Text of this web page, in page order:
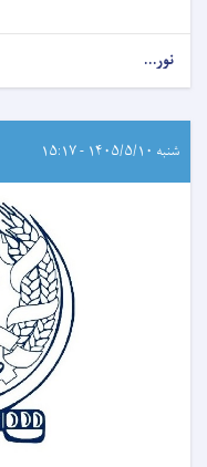
نور...
شنبه ۱۴۰۵/۵/۱۰ - ۱۵:۱۷